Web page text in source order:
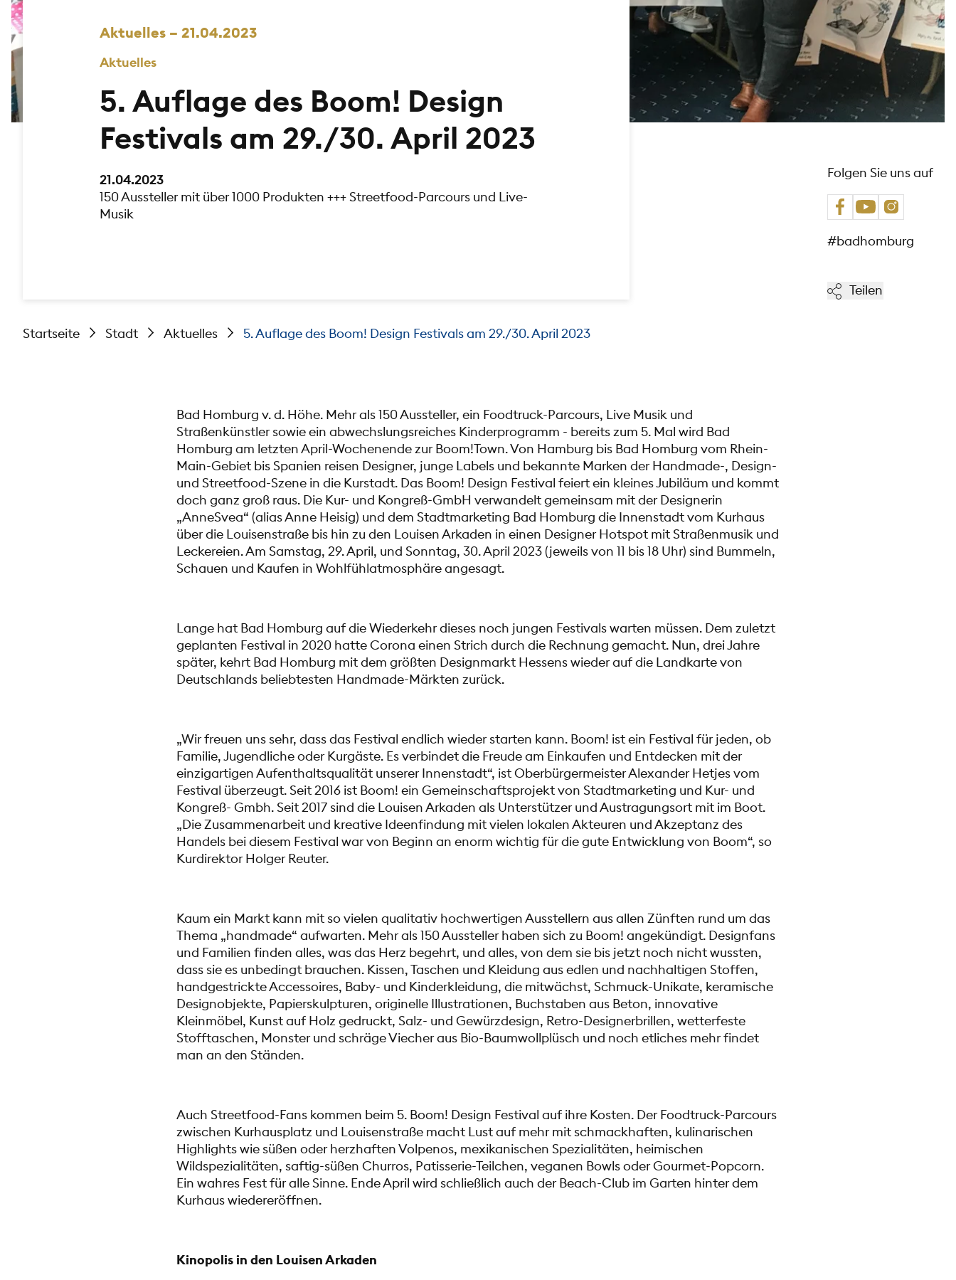
Aktuelles – 21.04.2023
Aktuelles
5. Auflage des Boom! Design
Festivals am 29./30. April 2023
21.04.2023
150 Aussteller mit über 1000 Produkten +++ Streetfood-Parcours und Live-
Musik
Folgen Sie uns auf
#badhomburg
Teilen
Startseite Stadt Aktuelles 5. Auflage des Boom! Design Festivals am 29./30. April 2023
Bad Homburg v. d. Höhe. Mehr als 150 Aussteller, ein Foodtruck-Parcours, Live Musik und
Straßenkünstler sowie ein abwechslungsreiches Kinderprogramm - bereits zum 5. Mal wird Bad
Homburg am letzten April-Wochenende zur Boom!Town. Von Hamburg bis Bad Homburg vom Rhein-
Main-Gebiet bis Spanien reisen Designer, junge Labels und bekannte Marken der Handmade-, Design-
und Streetfood-Szene in die Kurstadt. Das Boom! Design Festival feiert ein kleines Jubiläum und kommt
doch ganz groß raus. Die Kur- und Kongreß-GmbH verwandelt gemeinsam mit der Designerin
„AnneSvea“ (alias Anne Heisig) und dem Stadtmarketing Bad Homburg die Innenstadt vom Kurhaus
über die Louisenstraße bis hin zu den Louisen Arkaden in einen Designer Hotspot mit Straßenmusik und
Leckereien. Am Samstag, 29. April, und Sonntag, 30. April 2023 (jeweils von 11 bis 18 Uhr) sind Bummeln,
Schauen und Kaufen in Wohlfühlatmosphäre angesagt.
Lange hat Bad Homburg auf die Wiederkehr dieses noch jungen Festivals warten müssen. Dem zuletzt
geplanten Festival in 2020 hatte Corona einen Strich durch die Rechnung gemacht. Nun, drei Jahre
später, kehrt Bad Homburg mit dem größten Designmarkt Hessens wieder auf die Landkarte von
Deutschlands beliebtesten Handmade-Märkten zurück.
„Wir freuen uns sehr, dass das Festival endlich wieder starten kann. Boom! ist ein Festival für jeden, ob
Familie, Jugendliche oder Kurgäste. Es verbindet die Freude am Einkaufen und Entdecken mit der
einzigartigen Aufenthaltsqualität unserer Innenstadt“, ist Oberbürgermeister Alexander Hetjes vom
Festival überzeugt. Seit 2016 ist Boom! ein Gemeinschaftsprojekt von Stadtmarketing und Kur- und
Kongreß- Gmbh. Seit 2017 sind die Louisen Arkaden als Unterstützer und Austragungsort mit im Boot.
„Die Zusammenarbeit und kreative Ideenfindung mit vielen lokalen Akteuren und Akzeptanz des
Handels bei diesem Festival war von Beginn an enorm wichtig für die gute Entwicklung von Boom“, so
Kurdirektor Holger Reuter.
Kaum ein Markt kann mit so vielen qualitativ hochwertigen Ausstellern aus allen Zünften rund um das
Thema „handmade“ aufwarten. Mehr als 150 Aussteller haben sich zu Boom! angekündigt. Designfans
und Familien finden alles, was das Herz begehrt, und alles, von dem sie bis jetzt noch nicht wussten,
dass sie es unbedingt brauchen. Kissen, Taschen und Kleidung aus edlen und nachhaltigen Stoffen,
handgestrickte Accessoires, Baby- und Kinderkleidung, die mitwächst, Schmuck-Unikate, keramische
Designobjekte, Papierskulpturen, originelle Illustrationen, Buchstaben aus Beton, innovative
Kleinmöbel, Kunst auf Holz gedruckt, Salz- und Gewürzdesign, Retro-Designerbrillen, wetterfeste
Stofftaschen, Monster und schräge Viecher aus Bio-Baumwollplüsch und noch etliches mehr findet
man an den Ständen.
Auch Streetfood-Fans kommen beim 5. Boom! Design Festival auf ihre Kosten. Der Foodtruck-Parcours
zwischen Kurhausplatz und Louisenstraße macht Lust auf mehr mit schmackhaften, kulinarischen
Highlights wie süßen oder herzhaften Volpenos, mexikanischen Spezialitäten, heimischen
Wildspezialitäten, saftig-süßen Churros, Patisserie-Teilchen, veganen Bowls oder Gourmet-Popcorn.
Ein wahres Fest für alle Sinne. Ende April wird schließlich auch der Beach-Club im Garten hinter dem
Kurhaus wiedereröffnen.
Kinopolis in den Louisen Arkaden